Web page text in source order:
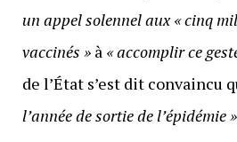
un appel solennel aux«cinq
vaccinés »à « accomplir ce
de l’État s’est dit convaincu
l’année de sortie de l’épidémie »